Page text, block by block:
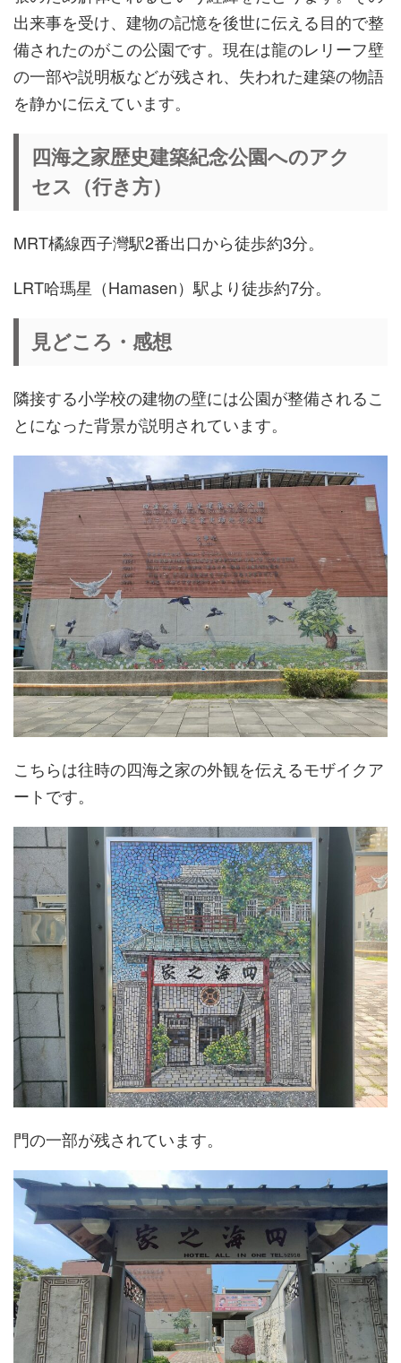
出来事を受け、建物の記憶を後世に伝える目的で整
備されたのがこの公園です。現在は龍のレリーフ壁
の一部や説明板などが残され、失われた建築の物語
を静かに伝えています。
四海之家歴史建築紀念公園へのアク
セス（行き方）
MRT橘線西子灣駅2番出口から徒歩約3分。
LRT哈瑪星（Hamasen）駅より徒歩約7分。
見どころ・感想
隣接する小学校の建物の壁には公園が整備されるこ
とになった背景が説明されています。
こちらは往時の四海之家の外観を伝えるモザイクア
ートです。
門の一部が残されています。